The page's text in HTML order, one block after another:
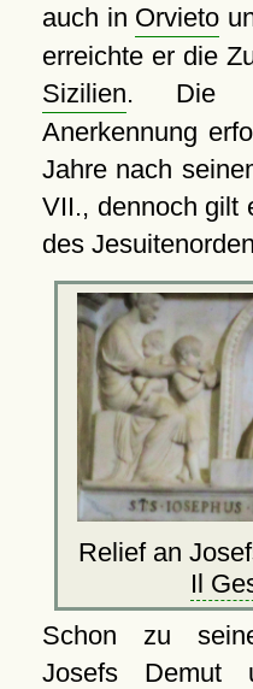
auch in Orvieto
erreichte er die
Sizilien. Die
Anerkennung
Jahre nach
VII., dennoch gilt
des
Relief an
Il
Schon zu
Josefs Demut